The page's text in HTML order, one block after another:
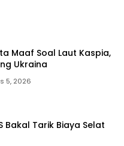
Maaf Soal Laut Kaspia,
Ukraina
5, 2026
Bakal Tarik Biaya Selat